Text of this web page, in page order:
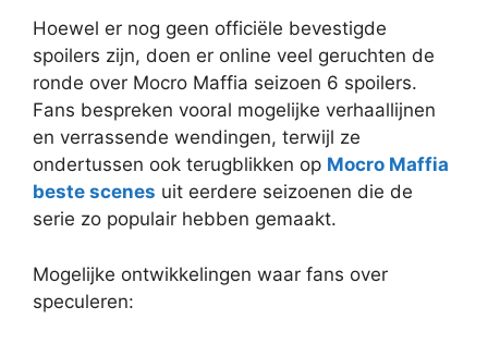
Hoewel er nog geen officiële bevestigde
spoilers zijn, doen er online veel geruchten de
ronde over Mocro Maffia seizoen 6 spoilers.
Fans bespreken vooral mogelijke verhaallijnen
en verrassende wendingen, terwijl ze
ondertussen ook terugblikken op Mocro Maffia
beste scenes uit eerdere seizoenen die de
serie zo populair hebben gemaakt.
Mogelijke ontwikkelingen waar fans over
speculeren: